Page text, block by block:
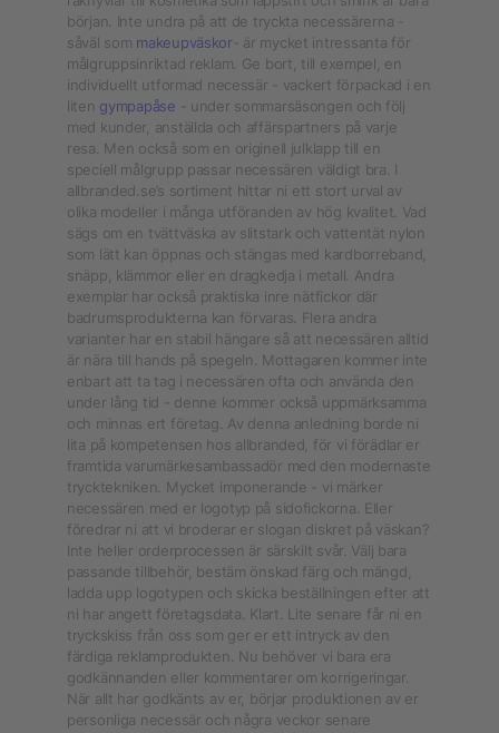
början. Inte undra på att de tryckta necessärerna -
såväl som makeupväskor- är mycket intressanta för
målgruppsinriktad reklam. Ge bort, till exempel, en
individuellt utformad necessär - vackert förpackad i en
liten gympapåse - under sommarsäsongen och följ
med kunder, anställda och affärspartners på varje
resa. Men också som en originell julklapp till en
speciell målgrupp passar necessären väldigt bra. I
allbranded.se’s sortiment hittar ni ett stort urval av
olika modeller i många utföranden av hög kvalitet. Vad
sägs om en tvättväska av slitstark och vattentät nylon
som lätt kan öppnas och stängas med kardborreband,
snäpp, klämmor eller en dragkedja i metall. Andra
exemplar har också praktiska inre nätfickor där
badrumsprodukterna kan förvaras. Flera andra
varianter har en stabil hängare så att necessären alltid
är nära till hands på spegeln. Mottagaren kommer inte
enbart att ta tag i necessären ofta och använda den
under lång tid - denne kommer också uppmärksamma
och minnas ert företag. Av denna anledning borde ni
lita på kompetensen hos allbranded, för vi förädlar er
framtida varumärkesambassadör med den modernaste
trycktekniken. Mycket imponerande - vi märker
necessären med er logotyp på sidofickorna. Eller
föredrar ni att vi broderar er slogan diskret på väskan?
Inte heller orderprocessen är särskilt svår. Välj bara
passande tillbehör, bestäm önskad färg och mängd,
ladda upp logotypen och skicka beställningen efter att
ni har angett företagsdata. Klart. Lite senare får ni en
tryckskiss från oss som ger er ett intryck av den
färdiga reklamprodukten. Nu behöver vi bara era
godkännanden eller kommentarer om korrigeringar.
När allt har godkänts av er, börjar produktionen av er
personliga necessär och några veckor senare